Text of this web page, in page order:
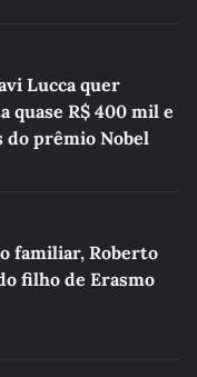
Lucca quer
quase R$ 400 mil e
do prêmio Nobel
familiar, Roberto
filho de Erasmo